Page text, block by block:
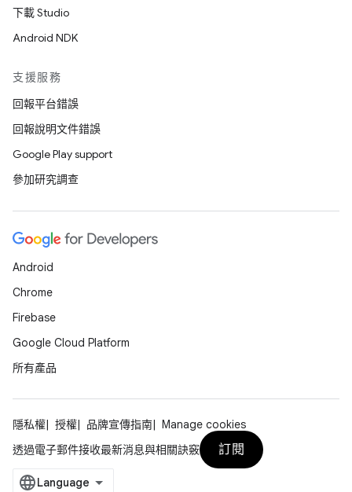
下載 Studio
Android NDK
支援服務
回報平台錯誤
回報說明文件錯誤
Google Play support
參加研究調查
Android
Chrome
Firebase
Google Cloud Platform
所有產品
隱私權 授權 品牌宣傳指南
Manage cookies
透過電子郵件接收最新消息與相關訣竅
訂閱